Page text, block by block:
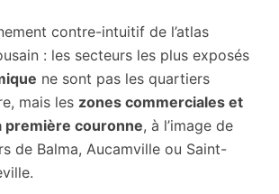
contre-intuitif de l’atlas
: les secteurs les plus exposés
ne sont pas les quartiers
mais les zones commerciales et
première couronne, à l’image de
de Balma, Aucamville ou Saint-